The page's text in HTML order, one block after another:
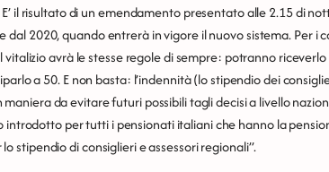
il risultato di un emendamento presentato alle 2.15 di
dal 2020, quando entrerà in vigore il nuovo sistema. Per i
vitalizio avrà le stesse regole di sempre: potranno
a 50. E non basta: l’indennità (lo stipendio dei
da evitare futuri possibili tagli decisi a livello
introdotto per tutti i pensionati italiani che hanno la
stipendio di consiglieri e assessori regionali”.